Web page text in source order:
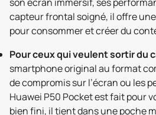
capteur frontal soigné, il offre
pour consommer et créer du
Pour ceux qui veulent sortir du
smartphone original au format
de compromis sur l’écran ou les
Huawei P50 Pocket est fait pour
bien fini, il tient dans une poche